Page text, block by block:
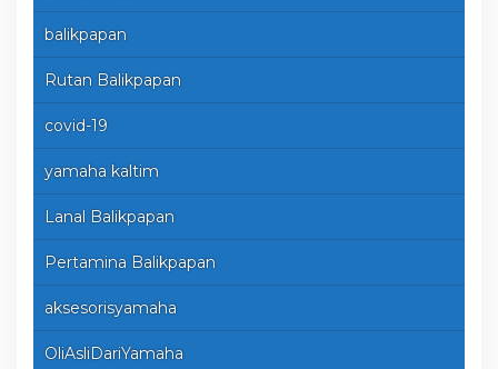
balikpapan
Rutan Balikpapan
covid-19
yamaha kaltim
Lanal Balikpapan
Pertamina Balikpapan
aksesorisyamaha
OliAsliDariYamaha